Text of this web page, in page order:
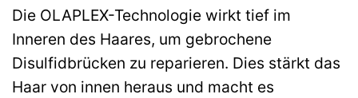
Die OLAPLEX-Technologie wirkt tief im
Inneren des Haares, um gebrochene
Disulfidbrücken zu reparieren. Dies stärkt das
Haar von innen heraus und macht es